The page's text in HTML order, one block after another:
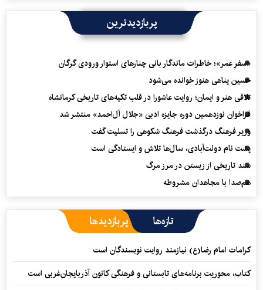
پربازدیدترین
«سفرِ عمر»؛ خاطرات ماندگار بانی چنارهای استوار ورودی گرگان
حسین پناهی هنوز خوانده می‌شود
تلاقی هنر و ایمان؛ روایت عاشورا در قلب تکیه‌های تاریخی کرمانشاه
فراخوان نوزدهمین دوره جایزه ادبی «جلال آل‌احمد» منتشر شد
وزیر فرهنگ درگذشت فرهنگ شکوهی را تسلیت گفت
پشت نام دولت‌آبادی، سال‌ها تلاش و ایستادگی است
سند تاریخی از زیستن در مرز مرگ
هم‌صدا با مجاهدان مشروطه
تازه‌ها پربازدیدها
کرامات امام رضا(ع) نیازمند روایت نویسندگان است
کتاب، محوریت برنامه‌های تابستانی و فرهنگی کانون آذربایجان‌غربی است